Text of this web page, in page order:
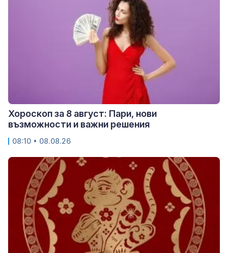
Хороскоп за 8 август: Пари, нови
възможности и важни решения
08:10 • 08.08.26